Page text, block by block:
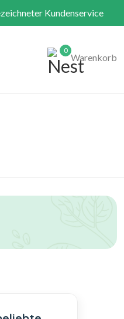
Kundenservice
0
Warenkorb